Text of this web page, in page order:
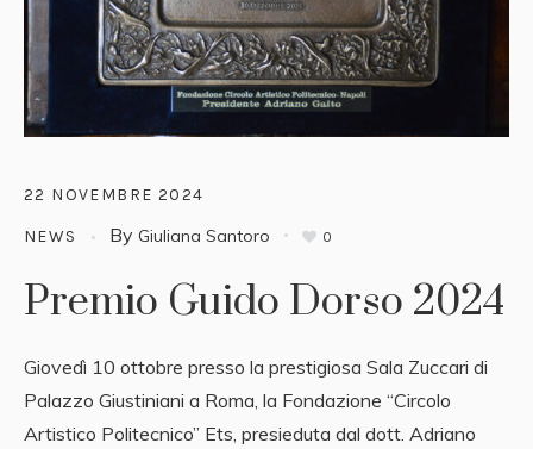
22 NOVEMBRE 2024
NEWS By Giuliana Santoro 0
Premio Guido Dorso 2024
Giovedì 10 ottobre presso la prestigiosa Sala Zuccari di
Palazzo Giustiniani a Roma, la Fondazione “Circolo
Artistico Politecnico” Ets, presieduta dal dott. Adriano